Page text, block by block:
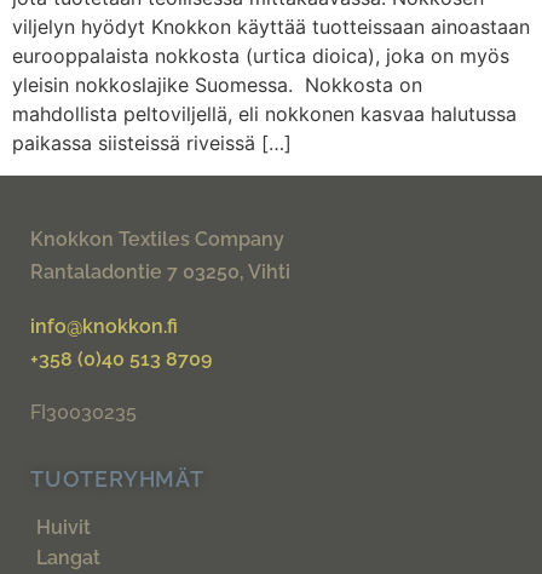
viljelyn hyödyt Knokkon käyttää tuotteissaan ainoastaan
eurooppalaista nokkosta (urtica dioica), joka on myös
yleisin nokkoslajike Suomessa. Nokkosta on
mahdollista peltoviljellä, eli nokkonen kasvaa halutussa
paikassa siisteissä riveissä […]
Knokkon Textiles Company
Rantaladontie 7 03250, Vihti
info@knokkon.fi
+358 (0)40 513 8709
FI30030235
TUOTERYHMÄT
Huivit
Langat